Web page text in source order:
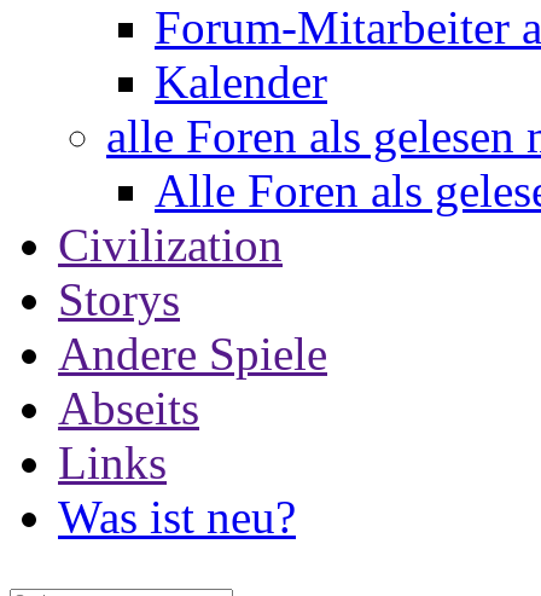
Forum-Mitarbeiter
Kalender
alle Foren als gelesen
Alle Foren als
Civilization
Storys
Andere Spiele
Abseits
Links
Was ist neu?